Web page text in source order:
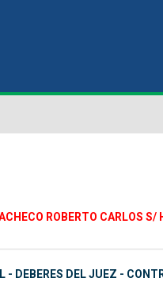
ROBERTO CARLOS S/
- DEBERES DEL JUEZ -